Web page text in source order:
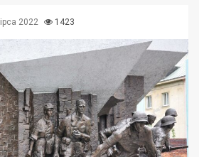
2022 1423